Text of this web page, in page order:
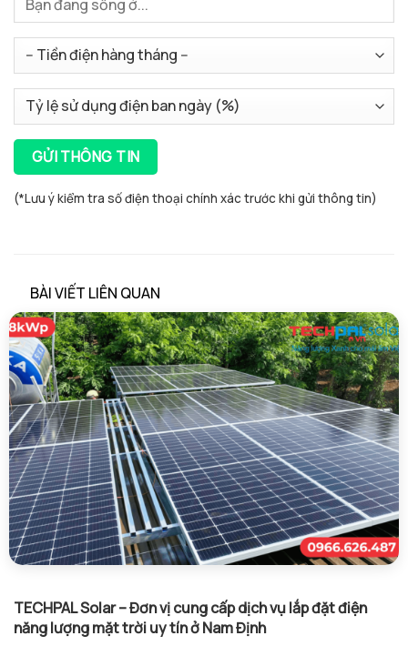
(*Lưu ý kiểm tra số điện thoại chính xác trước khi gửi thông tin)
BÀI VIẾT LIÊN QUAN
TECHPAL Solar – Đơn vị cung cấp dịch vụ lắp đặt điện
năng lượng mặt trời uy tín ở Nam Định